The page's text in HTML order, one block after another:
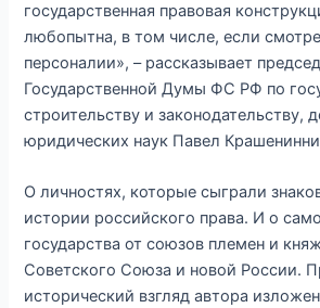
государственная правовая
любопытна, в том числе, если
персоналии», – рассказывает
Государственной Думы ФС РФ по
строительству и законодательству,
юридических наук Павел
О личностях, которые сыграли
истории российского права. И о
государства от союзов племен и
Советского Союза и новой России.
исторический взгляд автора